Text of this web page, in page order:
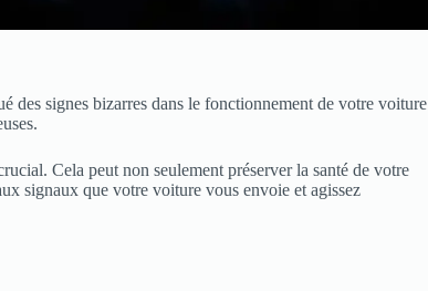
des signes bizarres dans le fonctionnement de votre voiture
Cela peut non seulement préserver la santé de votre
signaux que votre voiture vous envoie et agissez